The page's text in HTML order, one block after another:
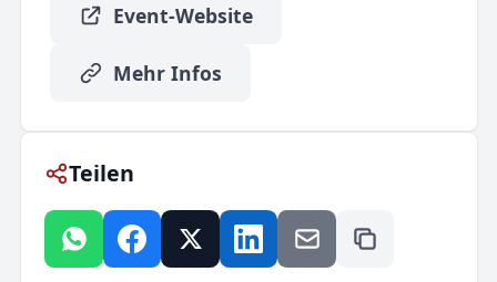
Event-Website
Mehr Infos
Teilen